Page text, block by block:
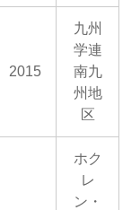
2015
九州
学連
南九
州地
区
ホク
レ
ン・